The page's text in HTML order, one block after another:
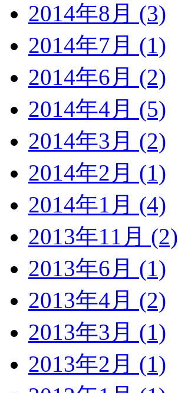
2014年8月 (3)
2014年7月 (1)
2014年6月 (2)
2014年4月 (5)
2014年3月 (2)
2014年2月 (1)
2014年1月 (4)
2013年11月 (2)
2013年6月 (1)
2013年4月 (2)
2013年3月 (1)
2013年2月 (1)